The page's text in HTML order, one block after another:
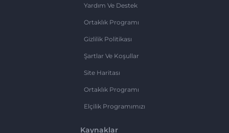
Yardım Ve Destek
Ortaklık Programı
Gizlilik Politikası
Şartlar Ve Koşullar
Site Haritası
Ortaklık Programı
Elçilik Programımızı
Kaynaklar